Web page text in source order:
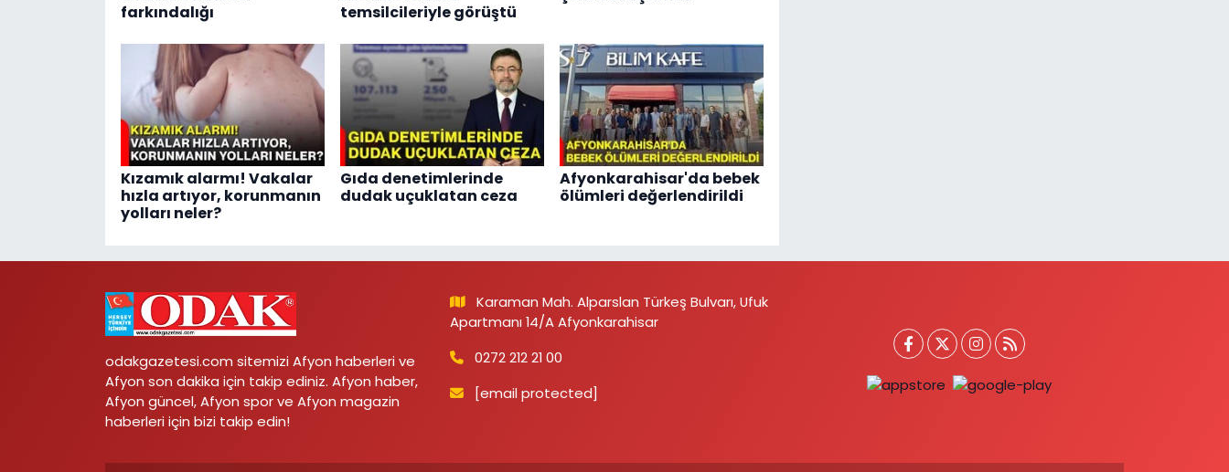
farkındalığı
temsilcileriyle görüştü
Kızamık alarmı! Vakalar
hızla artıyor, korunmanın
yolları neler?
Gıda denetimlerinde
dudak uçuklatan ceza
Afyonkarahisar'da bebek
ölümleri değerlendirildi
odakgazetesi.com sitemizi Afyon haberleri ve
Afyon son dakika için takip ediniz. Afyon haber,
Afyon güncel, Afyon spor ve Afyon magazin
haberleri için bizi takip edin!
Karaman Mah. Alparslan Türkeş Bulvarı, Ufuk
Apartmanı 14/A Afyonkarahisar
0272 212 21 00
[email protected]